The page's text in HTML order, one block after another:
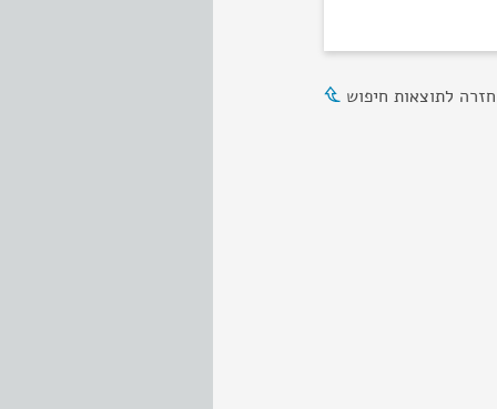
חזרה לתוצאות חיפוש